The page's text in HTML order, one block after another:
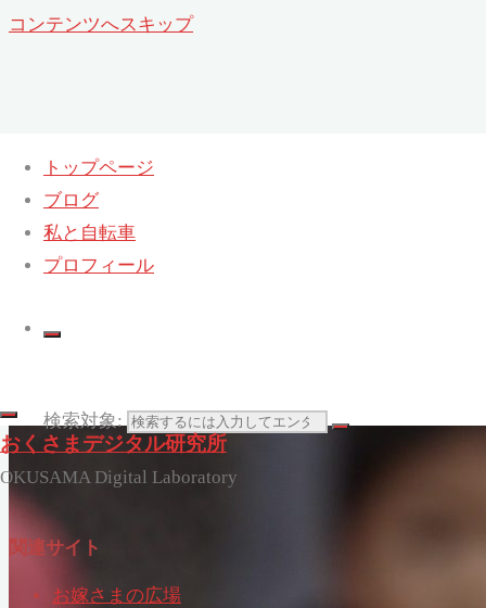
コンテンツへスキップ
トップページ
ブログ
私と自転車
プロフィール
検索対象:
おくさまデジタル研究所
OKUSAMA Digital Laboratory
関連サイト
お嫁さまの広場